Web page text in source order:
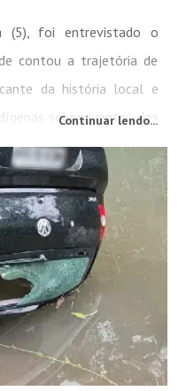
(5), foi entrevistado o
contou a trajetória de
da história local e
sobreviventes dos
processo de colonização
um novo documentário
será lançada...
Continuar lendo...